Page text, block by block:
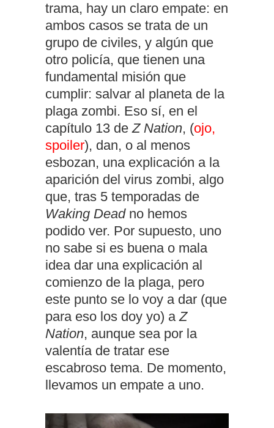
trama, hay un claro empate: en
ambos casos se trata de un
grupo de civiles, y algún que
otro policía, que tienen una
fundamental misión que
cumplir: salvar al planeta de la
plaga zombi. Eso sí, en el
capítulo 13 deZ Nation, (ojo,
spoiler), dan, o al menos
esbozan, una explicación a la
aparición del virus zombi, algo
que, tras 5 temporadas de
Waking Deadno hemos
podido ver. Por supuesto, uno
no sabe si es buena o mala
idea dar una explicación al
comienzo de la plaga, pero
este punto se lo voy a dar (que
para eso los doy yo) aZ
Nation, aunque sea por la
valentía de tratar ese
escabroso tema. De momento,
llevamos un empate a uno.